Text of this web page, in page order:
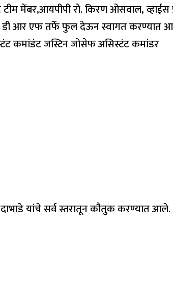
मेंबर,आयपीपी रो. किरण ओसवाल, व्हाईस
डी आर एफ तर्फे फुल देऊन स्वागत करण्यात
कमांडंट जस्टिन जोसेफ असिस्टंट कमांडर
यांचे सर्व स्तरातून कौतुक करण्यात आले.